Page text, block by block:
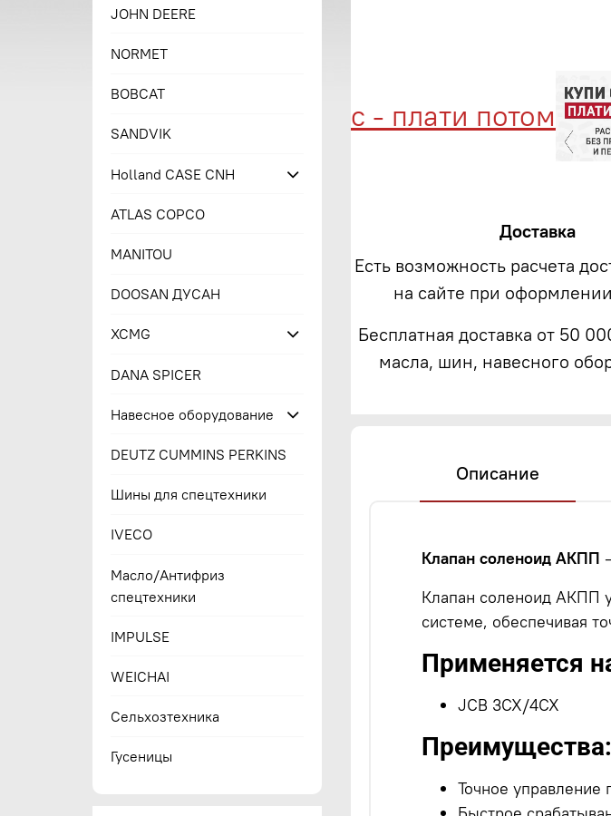
Купи сейчас - плати потом
Доставка
Есть возможность расчета
на сайте при
Бесплатная доставка от 50
масла, шин, навесного
Описание
Клапан соленоид АКПП
Клапан соленоид АКПП
системе, обеспечивая
Применяется
JCB 3CX/4CX
Преимущества:
Точное управление
JOHN DEERE
NORMET
BOBCAT
SANDVIK
Holland CASE CNH
ATLAS COPCO
MANITOU
DOOSAN ДУСАН
XCMG
DANA SPICER
Навесное оборудование
DEUTZ CUMMINS PERKINS
Шины для спецтехники
IVECO
Масло/Антифриз
спецтехники
IMPULSE
WEICHAI
Сельхозтехника
Гусеницы